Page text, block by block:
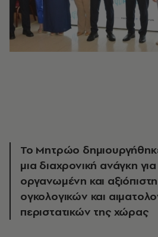
Το Μητρώο
μια διαχρονική ανάγκη για
οργανωμένη και
ογκολογικών και
περιστατικών της χώρας